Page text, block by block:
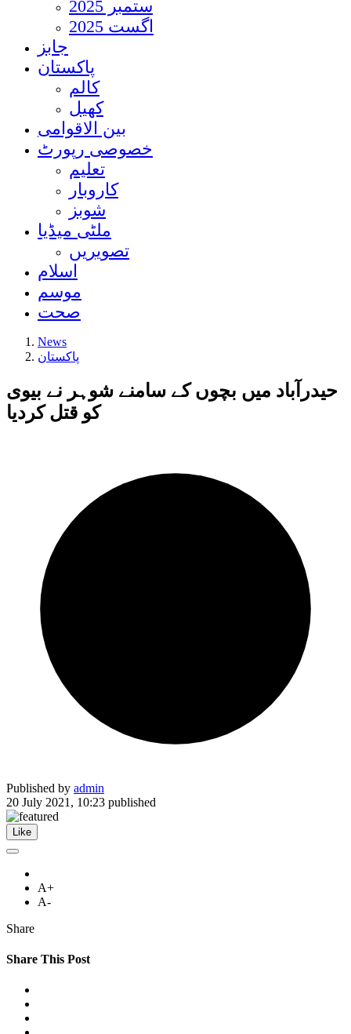
ستمبر 2025
اگست 2025
جابز
پاکستان
کالم
کھیل
بین الاقوامی
خصوصی رپورٹ
تعلیم
کاروبار
شوبز
ملٹی میڈیا
تصویریں
اسلام
موسم
صحت
News
پاکستان
حیدرآباد میں بچوں کے سامنے شوہر نے بیوی
کو قتل کردیا
Published by admin
20 July 2021, 10:23 published
Like
A+
A-
Share
Share This Post